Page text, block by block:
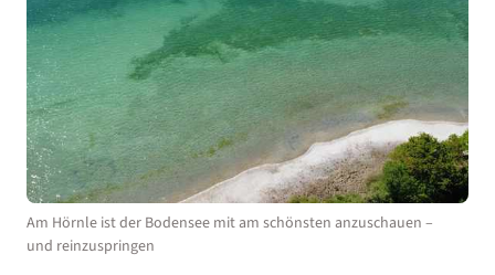
Am Hörnle ist der Bodensee mit am schönsten anzuschauen –
und reinzuspringen